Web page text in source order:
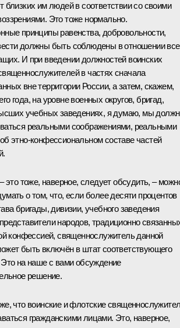
близких им людей в соответствии со своими
Это тоже нормально.
принципы равенства, добровольности,
должны быть соблюдены в отношении
И при введении должностей воинских
в частях сначала
вне территории России, а затем, скажем,
года, на уровне военных округов, бригад,
учебных заведениях, я думаю, мы
реальными соображениями, реальными
этно-конфессиональном составе частей
это тоже, наверное, следует обсудить, –
о том, что, если более десяти процентов
бригады, дивизии, учебного заведения
народов, традиционно
конфессией, священнослужитель данной
быть включён в штат соответствующего
на наше с вами обсуждение
решение.
что воинские и флотские
гражданскими лицами. Это, наверное,